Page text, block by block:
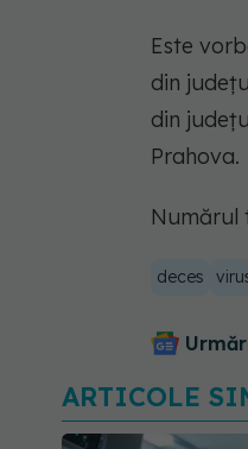
Este
din
din
Prahova.
Numărul
deces
ARTICOLE